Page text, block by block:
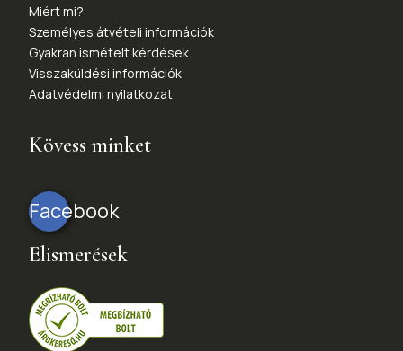
Miért mi?
Személyes átvételi információk
Gyakran ismételt kérdések
Visszaküldési információk
Adatvédelmi nyilatkozat
Kövess minket
Facebook
Elismerések